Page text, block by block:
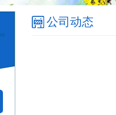
公司动态